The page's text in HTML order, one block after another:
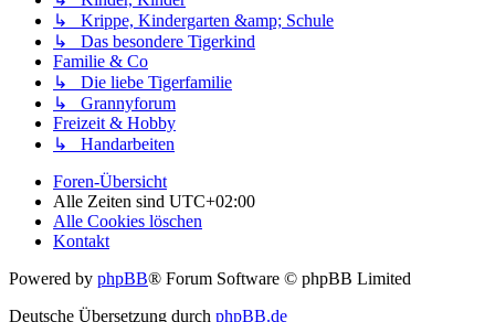
↳ Krippe, Kindergarten &amp; Schule
↳ Das besondere Tigerkind
Familie & Co
↳ Die liebe Tigerfamilie
↳ Grannyforum
Freizeit & Hobby
↳ Handarbeiten
Foren-Übersicht
Alle Zeiten sind UTC+02:00
Alle Cookies löschen
Kontakt
Powered by phpBB® Forum Software © phpBB Limited
Deutsche Übersetzung durch phpBB.de